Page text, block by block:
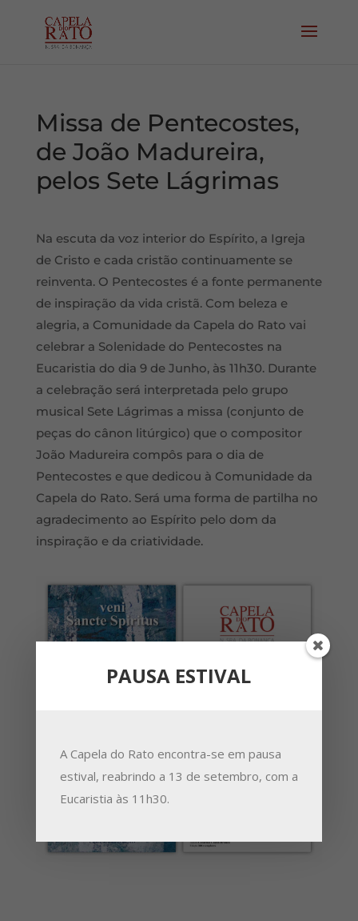
Missa de Pentecostes,
de João Madureira,
pelos Sete Lágrimas
Na escuta da voz interior do Espírito, a Igreja
de Cristo e cada cristão continuamente se
reinventa. O Pentecostes é a fonte permanente
de inspiração da vida cristã. Com beleza e
alegria, a Comunidade da Capela do Rato vai
celebrar a Solenidade do Pentecostes na
Eucaristia do dia 9 de Junho, às 11h30. Durante
a celebração será interpretada pelo grupo
musical Sete Lágrimas a missa (conjunto de
peças do cânon litúrgico) que o compositor
João Madureira compôs para o dia de
Pentecostes e que dedicou à Comunidade da
Capela do Rato. Será uma forma de partilha no
agradecimento ao Espírito pelo dom da
inspiração e da criatividade.
PAUSA ESTIVAL
A Capela do Rato encontra-se em pausa
estival, reabrindo a 13 de setembro, com a
Eucaristia às 11h30.